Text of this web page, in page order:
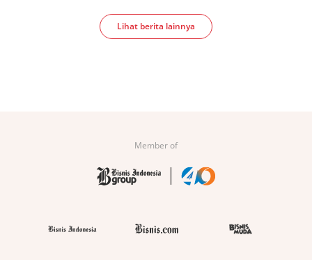
Lihat berita lainnya
Member of